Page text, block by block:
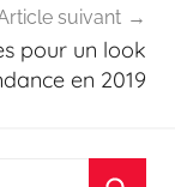
suivant
pour un look
en 2019